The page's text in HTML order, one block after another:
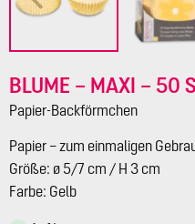
BLUME – MAXI – 50
Papier-Backförmchen
Papier – zum einmaligen
Größe: ø 5/7 cm / H 3 cm
Farbe: Gelb